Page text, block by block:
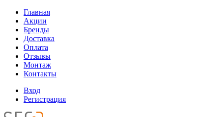
Главная
Акции
Бренды
Доставка
Оплата
Отзывы
Монтаж
Контакты
Вход
Регистрация